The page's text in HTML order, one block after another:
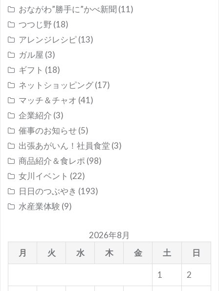
おながわ”勝手に”かべ新聞 (11)
つつじ野 (18)
アレンジレシピ(13)
ガル屋 (3)
ギフト (18)
ネットショッピング(17)
マッチ＆チャオ (41)
企業紹介 (3)
催事のお知らせ(5)
出張あがいん！社員食堂 (3)
商品紹介＆食レポ (98)
女川イベント (22)
日日のつぶやき (193)
水産業体験 (9)
2026年8月
月
火 水 木 金 土 日
1 2